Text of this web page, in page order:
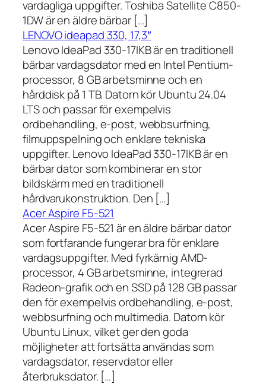
vardagliga uppgifter. Toshiba Satellite C850-
1DW är en äldre bärbar […]
LENOVO ideapad 330, 17,3″
Lenovo IdeaPad 330-17IKB är en traditionell
bärbar vardagsdator med en Intel Pentium-
processor, 8 GB arbetsminne och en
hårddisk på 1 TB. Datorn kör Ubuntu 24.04
LTS och passar för exempelvis
ordbehandling, e-post, webbsurfning,
filmuppspelning och enklare tekniska
uppgifter. Lenovo IdeaPad 330-17IKB är en
bärbar dator som kombinerar en stor
bildskärm med en traditionell
hårdvarukonstruktion. Den […]
Acer Aspire F5-521
Acer Aspire F5-521 är en äldre bärbar dator
som fortfarande fungerar bra för enklare
vardagsuppgifter. Med fyrkärnig AMD-
processor, 4 GB arbetsminne, integrerad
Radeon-grafik och en SSD på 128 GB passar
den för exempelvis ordbehandling, e-post,
webbsurfning och multimedia. Datorn kör
Ubuntu Linux, vilket ger den goda
möjligheter att fortsätta användas som
vardagsdator, reservdator eller
återbruksdator. […]